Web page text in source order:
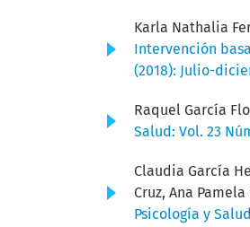
Karla Nathalia
Intervención
(2018): Julio-
Raquel García
Salud: Vol. 23
Claudia García
Cruz, Ana
Psicología y